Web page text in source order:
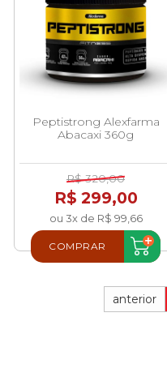
Peptistrong Alexfarma
Abacaxi 360g
R$ 320,00
R$ 299,00
ou 3x de R$ 99,66
COMPRAR
anterior